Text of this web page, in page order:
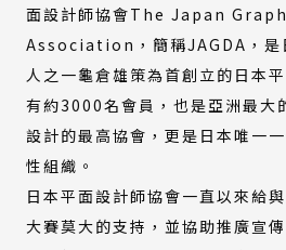
面設計師協會The Japan
Association ，簡稱JAGDA，
人之一龜倉雄策為首創立的日本
有約3000名會員，也是亞洲最大
設計的最高協會，更是日本唯一
性組織。
日本平面設計師協會一直以來給
大賽莫大的支持，並協助推廣宣